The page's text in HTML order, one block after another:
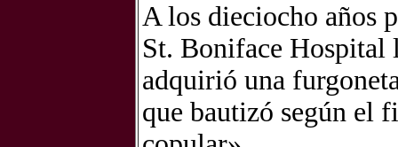
A los dieciocho años
St. Boniface Hospital
adquirió una
que bautizó según el